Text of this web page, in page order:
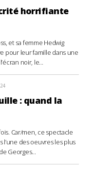
horrifiante
et sa femme Hedwig
pour leur famille dans une
noir, le...
: quand la
Car/men, ce spectacle
des oeuvres les plus
Georges...